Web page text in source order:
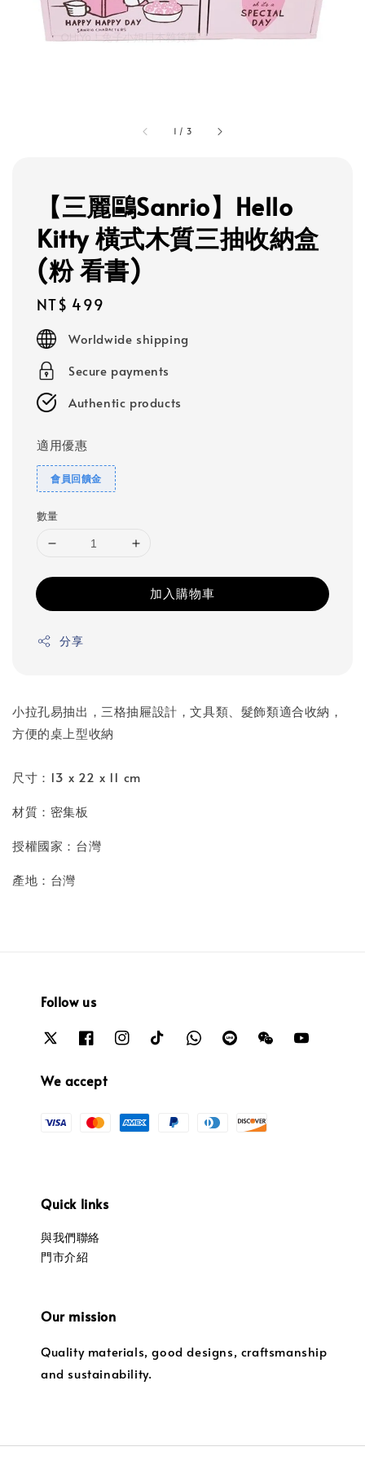
1 / 3
【三麗鷗Sanrio】Hello
Kitty 橫式木質三抽收納盒
(粉 看書)
Regular
price
NT$ 499
Worldwide shipping
Secure payments
Authentic products
適用優惠
會員回饋金
數量
加入購物車
分享
小拉孔易抽出，三格抽屜設計，文具類、髮飾類適合收納，
方便的桌上型收納
尺寸：13 x 22 x 11 cm
材質：密集板
授權國家：台灣
產地：台灣
Follow us
We accept
Quick links
與我們聯絡
門市介紹
Our mission
Quality materials, good designs, craftsmanship
and sustainability.